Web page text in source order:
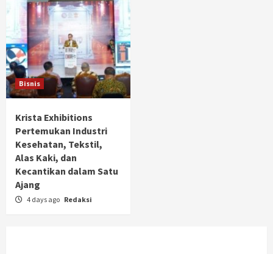
Bisnis
Krista Exhibitions
Pertemukan Industri
Kesehatan, Tekstil,
Alas Kaki, dan
Kecantikan dalam Satu
Ajang
4 days ago Redaksi